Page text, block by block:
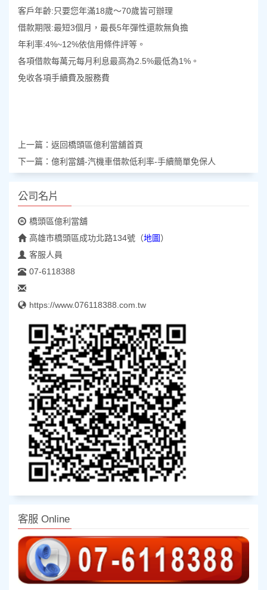
客戶年齡:只要您年滿18歲～70歲皆可辦理
借款期限:最短3個月，最長5年彈性還款無負擔
年利率:4%~12%依信用條件評等。
各項借款每萬元每月利息最高為2.5%最低為1%。
免收各項手續費及服務費
上一篇：返回橋頭區億利當舖首頁
下一篇： 億利當舖-汽機車借款低利率-手續簡單免保人
公司名片
橋頭區億利當舖
高雄市橋頭區成功北路134號 （地圖）
客服人員
07-6118388
https://www.076118388.com.tw
客服 Online